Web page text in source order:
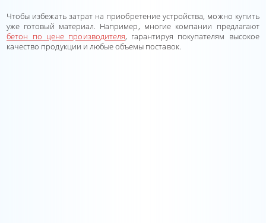
Чтобы избежать затрат на приобретение устройства, можно купить
уже готовый материал. Например, многие компании предлагают
бетон по цене производителя, гарантируя покупателям высокое
качество продукции и любые объемы поставок.